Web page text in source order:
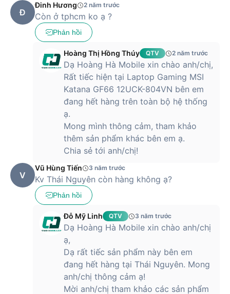
Đ
Đinh Hương 2 năm trước
Còn ở tphcm ko ạ ?
Phản hồi
Hoàng Thị Hồng Thúy QTV 2 năm trước
Dạ Hoàng Hà Mobile xin chào anh/chị,
Rất tiếc hiện tại Laptop Gaming MSI
Katana GF66 12UCK-804VN bên em
đang hết hàng trên toàn bộ hệ thống
ạ.
Mong mình thông cảm, tham khảo
thêm sản phẩm khác bên em ạ.
Chia sẻ tới anh/chị!
V
Vũ Hùng Tiến 3 năm trước
Kv Thái Nguyên còn hàng không ạ?
Phản hồi
Đỗ Mỹ Linh QTV 3 năm trước
Dạ Hoàng Hà Mobile xin chào anh/chị
ạ,
Dạ rất tiếc sản phẩm này bên em
đang hết hàng tại Thái Nguyên. Mong
anh/chị thông cảm ạ!
Mời anh/chị tham khảo các sản phẩm